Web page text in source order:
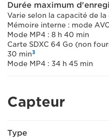
Durée maximum
Varie selon la capacité de
Mémoire interne : mode
Mode MP4 : 8 h 40 min
Carte SDXC 64 Go (non
30 min3
Mode MP4 : 34 h 45 min
Capteur
Type